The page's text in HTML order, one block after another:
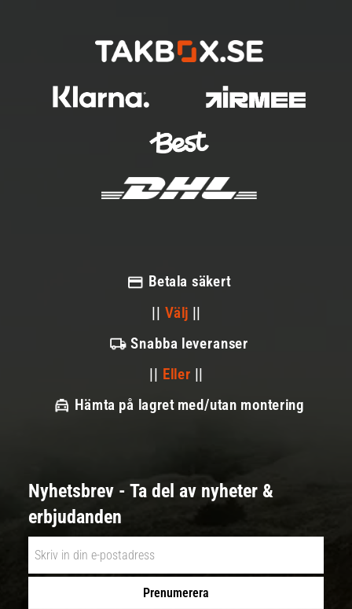
Betala säkert
|| Välj ||
Snabba leveranser
|| Eller ||
Hämta på lagret med/utan montering
Nyhetsbrev - Ta del av nyheter &
erbjudanden
Prenumerera